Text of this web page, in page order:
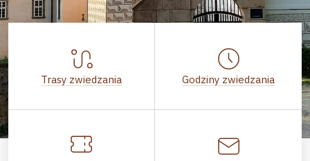
Trasy zwiedzania Godziny zwiedzania